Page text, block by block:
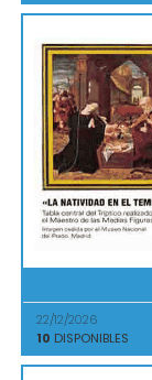
22/12/2026
10 DISPONIBLES